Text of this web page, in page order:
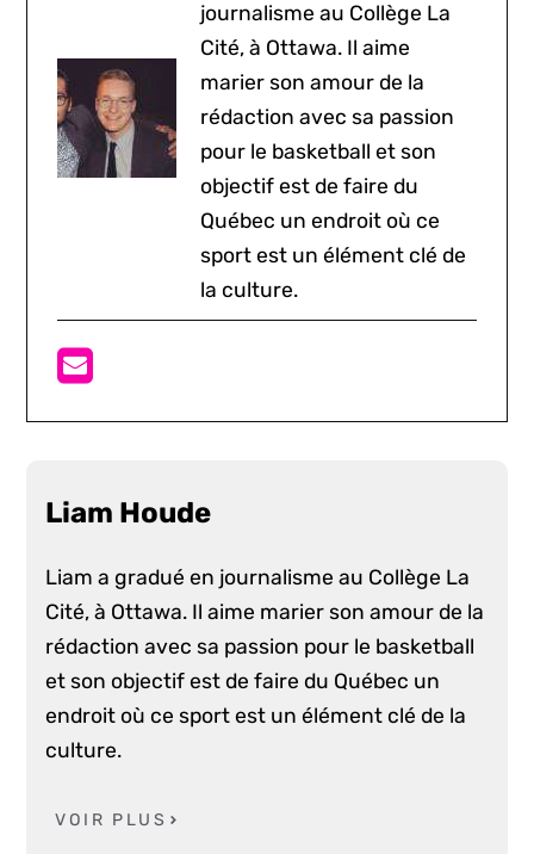
journalisme au Collège La
Cité, à Ottawa. Il aime
marier son amour de la
rédaction avec sa passion
pour le basketball et son
objectif est de faire du
Québec un endroit où ce
sport est un élément clé de
la culture.
Liam Houde
Liam a gradué en journalisme au Collège La
Cité, à Ottawa. Il aime marier son amour de la
rédaction avec sa passion pour le basketball
et son objectif est de faire du Québec un
endroit où ce sport est un élément clé de la
culture.
VOIR PLUS